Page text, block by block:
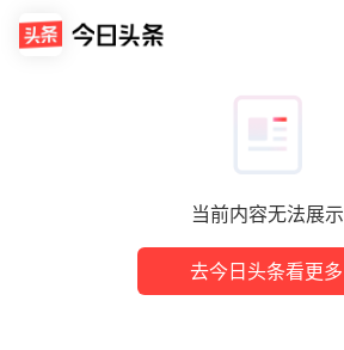
当前内容无法展示
去今日头条看更多